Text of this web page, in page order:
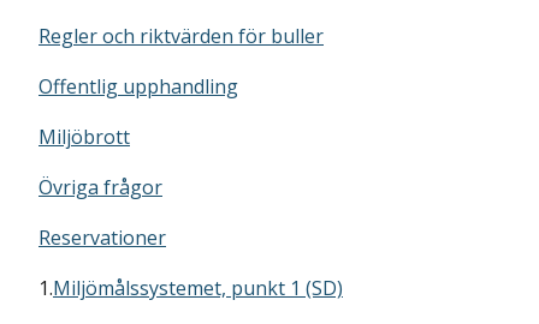
Regler och riktvärden för buller
Offentlig upphandling
Miljöbrott
Övriga frågor
Reservationer
1.Miljömålssystemet, punkt 1 (SD)